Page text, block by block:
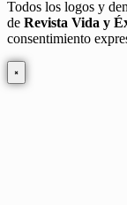
Todos los logos y
de Revista Vida y
consentimiento
×